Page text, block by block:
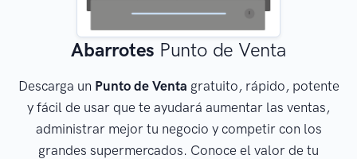
Abarrotes Punto de Venta
Descarga un Punto de Venta gratuito, rápido, potente
y fácil de usar que te ayudará aumentar las ventas,
administrar mejor tu negocio y competir con los
grandes supermercados. Conoce el valor de tu